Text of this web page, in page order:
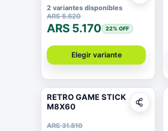
2 variantes disponibles
ARS 6.620
ARS 5.170 22% OFF
Elegir variante
RETRO GAME STICK
M8X60
ARS 31.810